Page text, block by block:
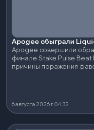
Apogee обыграли
Apogee совершили
финале Stake Pulse
причины поражения
6 августа 2026 г.04:32